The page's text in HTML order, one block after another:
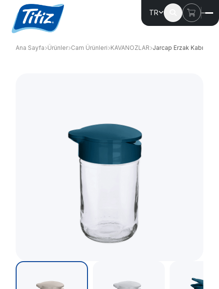
TR
Ana Sayfa Ürünler Cam Ürünleri KAVANOZLAR Jarcap Erzak Kabı